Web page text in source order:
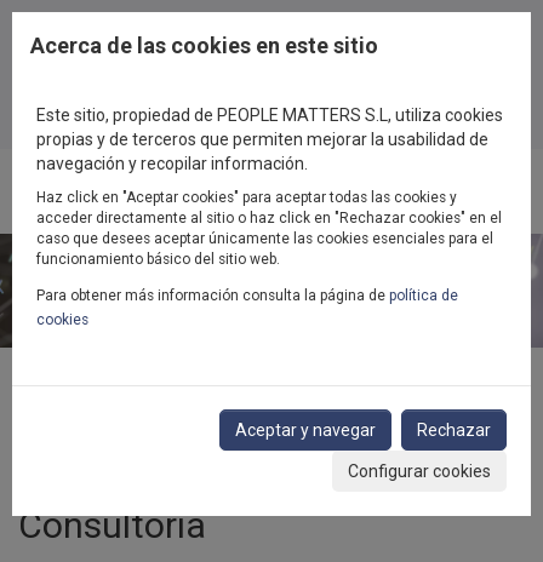
Pasar al contenido principal
Gestión estratégica del talento
Gestión y evaluación del desempeño
Consultoría
Acerca de las cookies en este sitio
Este sitio, propiedad de PEOPLE MATTERS S.L, utiliza cookies
propias y de terceros que permiten mejorar la usabilidad de
navegación y recopilar información.
Haz click en "Aceptar cookies" para aceptar todas las cookies y
acceder directamente al sitio o haz click en "Rechazar cookies" en el
caso que desees aceptar únicamente las cookies esenciales para el
funcionamiento básico del sitio web.
Para obtener más información consulta la página de política de
cookies
Aceptar y navegar Rechazar
Configurar cookies